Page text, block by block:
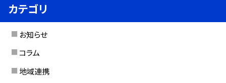
カテゴリ
お知らせ
コラム
地域連携